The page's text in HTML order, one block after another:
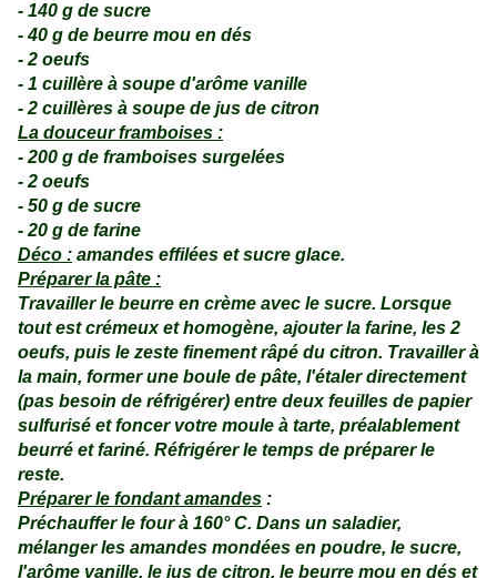
- 140 g de sucre
- 40 g de beurre mou en dés
- 2 oeufs
- 1 cuillère à soupe d'arôme vanille
- 2 cuillères à soupe de jus de citron
La douceur framboises :
- 200 g de framboises surgelées
- 2 oeufs
- 50 g de sucre
- 20 g de farine
Déco : amandes effilées et sucre glace.
Préparer la pâte :
Travailler le beurre en crème avec le sucre. Lorsque
tout est crémeux et homogène, ajouter la farine, les 2
oeufs, puis le zeste finement râpé du citron. Travailler à
la main, former une boule de pâte, l'étaler directement
(pas besoin de réfrigérer) entre deux feuilles de papier
sulfurisé et foncer votre moule à tarte, préalablement
beurré et fariné. Réfrigérer le temps de préparer le
reste.
Préparer le fondant amandes :
Préchauffer le four à 160° C. Dans un saladier,
mélanger les amandes mondées en poudre, le sucre,
l'arôme vanille, le jus de citron, le beurre mou en dés et